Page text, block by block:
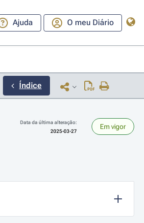
Ajuda O meu Diário
Índice
Data da última alteração:
2025-03-27
Em vigor